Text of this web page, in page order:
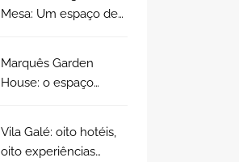
Mesa: Um espaço de
Marquês Garden
House: o espaço
aceito!”
Vila Galé: oito hotéis,
oito experiências